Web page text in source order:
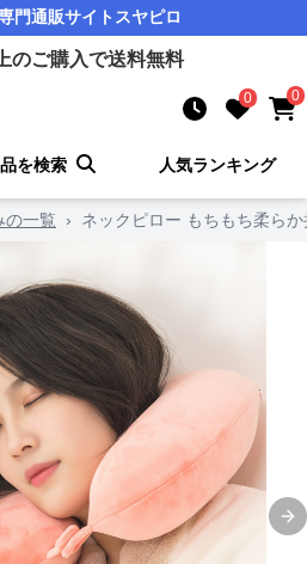
門通販サイト スヤピロ
のご購入で送料無料
0 0
を検索 人気ランキング
の一覧 › ネックピロー もちもち柔ら